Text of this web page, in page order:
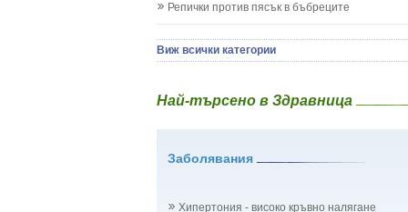
Млечница
Нощно напикаване - енуреза
Плач
Проблеми с очите на бебето и детето
Репички против пясък в бъбреците
Виж всички категории
Най-търсено в Здравница
Заболявания
Хипертония - високо кръвно налягане